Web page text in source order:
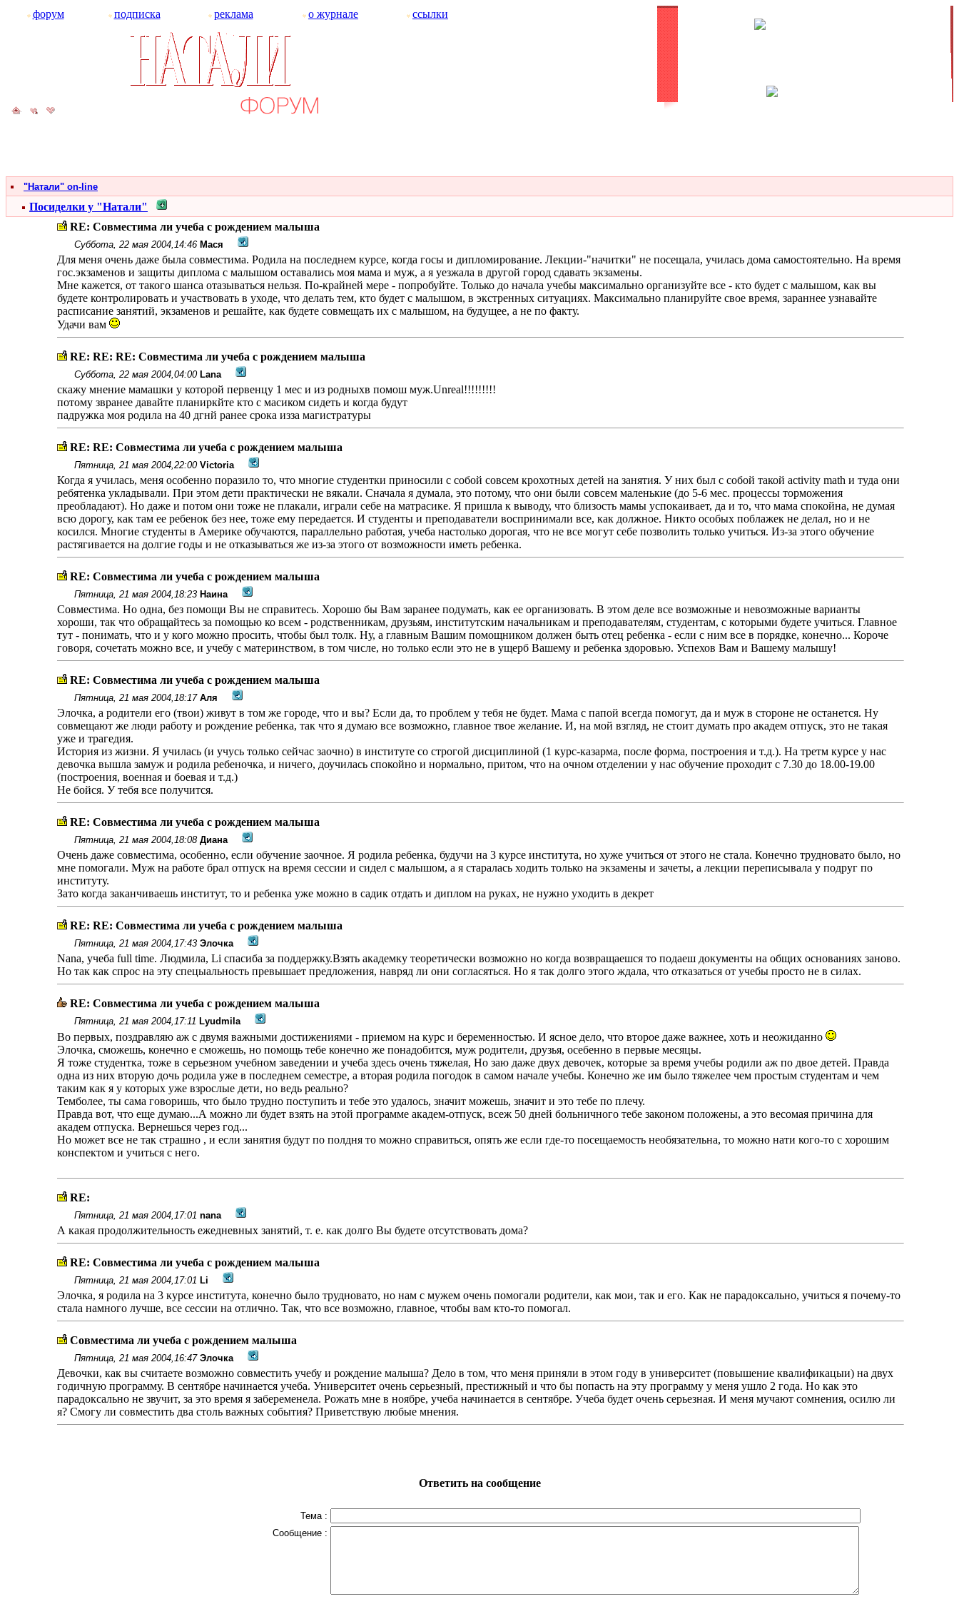
форум подписка реклама о журнале ссылки
"Натали" on-line
Посиделки у "Натали"
RE: Совместима ли учеба с рождением малыша
Суббота, 22 мая 2004,14:46 Мася
Для меня очень даже была совместима. Родила на последнем курсе, когда госы и дипломирование. Лекции-"начитки" не посещала, училась дома самостоятельно. На время
гос.экзаменов и защиты диплома с малышом оставались моя мама и муж, а я уезжала в другой город сдавать экзамены.
Мне кажется, от такого шанса отазываться нельзя. По-крайней мере - попробуйте. Только до начала учебы максимально организуйте все - кто будет с малышом, как вы
будете контролировать и участвовать в уходе, что делать тем, кто будет с малышом, в экстренных ситуациях. Максимально планируйте свое время, зараннее узнавайте
расписание занятий, экзаменов и решайте, как будете совмещать их с малышом, на будущее, а не по факту.
Удачи вам
RE: RE: RE: Совместима ли учеба с рождением малыша
Суббота, 22 мая 2004,04:00 Lana
скажу мнение мамашки у которой первенцу 1 мес и из родныxв помош муж.Unreal!!!!!!!!!
потому звранее давайте планиркйте кто с масиком сидеть и когда будут
падружка моя родила на 40 дгнй ранее срока изза магистратуры
RE: RE: Совместима ли учеба с рождением малыша
Пятница, 21 мая 2004,22:00 Victoria
Когда я училась, меня особенно поразило то, что многие студентки приносили с собой совсем крохотных детей на занятия. У них был с собой такой activity math и туда они
ребятенка укладывали. При этом дети практически не вякали. Сначала я думала, это потому, что они были совсем маленькие (до 5-6 мес. процессы торможения
преобладают). Но даже и потом они тоже не плакали, играли себе на матрасике. Я пришла к выводу, что близость мамы успокаивает, да и то, что мама спокойна, не думая
всю дорогу, как там ее ребенок без нее, тоже ему передается. И студенты и преподаватели воспринимали все, как должное. Никто особых поблажек не делал, но и не
косился. Многие студенты в Америке обучаются, параллельно работая, учеба настолько дорогая, что не все могут себе позволить только учиться. Из-за этого обучение
растягивается на долгие годы и не отказываться же из-за этого от возможности иметь ребенка.
RE: Совместима ли учеба с рождением малыша
Пятница, 21 мая 2004,18:23 Наина
Совместима. Но одна, без помощи Вы не справитесь. Хорошо бы Вам заранее подумать, как ее организовать. В этом деле все возможные и невозможные варианты
хороши, так что обращайтесь за помощью ко всем - родственникам, друзьям, институтским начальникам и преподавателям, студентам, с которыми будете учиться. Главное
тут - понимать, что и у кого можно просить, чтобы был толк. Ну, а главным Вашим помощником должен быть отец ребенка - если с ним все в порядке, конечно... Короче
говоря, сочетать можно все, и учебу с материнством, в том числе, но только если это не в ущерб Вашему и ребенка здоровью. Успехов Вам и Вашему малышу!
RE: Совместима ли учеба с рождением малыша
Пятница, 21 мая 2004,18:17 Аля
Элочка, а родители его (твои) живут в том же городе, что и вы? Если да, то проблем у тебя не будет. Мама с папой всегда помогут, да и муж в стороне не останется. Ну
совмещают же люди работу и рождение ребенка, так что я думаю все возможно, главное твое желание. И, на мой взгляд, не стоит думать про академ отпуск, это не такая
уже и трагедия.
История из жизни. Я училась (и учусь только сейчас заочно) в институте со строгой дисциплиной (1 курс-казарма, после форма, построения и т.д.). На третм курсе у нас
девочка вышла замуж и родила ребеночка, и ничего, доучилась спокойно и нормально, притом, что на очном отделении у нас обучение проходит с 7.30 до 18.00-19.00
(построения, военная и боевая и т.д.)
Не бойся. У тебя все получится.
RE: Совместима ли учеба с рождением малыша
Пятница, 21 мая 2004,18:08 Диана
Очень даже совместима, особенно, если обучение заочное. Я родила ребенка, будучи на 3 курсе института, но хуже учиться от этого не стала. Конечно трудновато было, но
мне помогали. Муж на работе брал отпуск на время сессии и сидел с малышом, а я старалась ходить только на экзамены и зачеты, а лекции переписывала у подруг по
институту.
Зато когда заканчиваешь институт, то и ребенка уже можно в садик отдать и диплом на руках, не нужно уходить в декрет
RE: RE: Совместима ли учеба с рождением малыша
Пятница, 21 мая 2004,17:43 Элочка
Nana, учеба full time. Людмила, Li спасиба за поддержку.Взять академку теоретически возможно но когда возвращаешся то подаеш документы на общих основаниях заново.
Но так как спрос на эту спецыальность превышает предложения, навряд ли они согласяться. Но я так долго этого ждала, что отказаться от учебы просто не в силах.
RE: Совместима ли учеба с рождением малыша
Пятница, 21 мая 2004,17:11 Lyudmila
Во первых, поздравляю аж с двумя важными достижениями - приемом на курс и беременностью. И ясное дело, что второе даже важнее, хоть и неожиданно
Элочка, сможешь, конечно е сможешь, но помощь тебе конечно же понадобится, муж родители, друзья, осебенно в первые месяцы.
Я тоже студентка, тоже в серьезном учебном заведении и учеба здесь очень тяжелая, Но заю даже двух девочек, которые за время учебы родили аж по двое детей. Правда
одна из них вторую дочь родила уже в последнем семестре, а вторая родила погодок в самом начале учебы. Конечно же им было тяжелее чем простым студентам и чем
таким как я у которых уже взрослые дети, но ведь реально?
Темболее, ты сама говоришь, что было трудно поступить и тебе это удалось, значит можешь, значит и это тебе по плечу.
Правда вот, что еще думаю...А можно ли будет взять на этой программе академ-отпуск, всеж 50 дней больничного тебе законом положены, а это весомая причина для
академ отпуска. Вернешься через год...
Но может все не так страшно , и если занятия будут по полдня то можно справиться, опять же если где-то посещаемость необязательна, то можно нати кого-то с хорошим
конспектом и учиться с него.
RE:
Пятница, 21 мая 2004,17:01 nana
А какая продолжительность ежедневных занятий, т. е. как долго Вы будете отсутствовать дома?
RE: Совместима ли учеба с рождением малыша
Пятница, 21 мая 2004,17:01 Li
Элочка, я родила на 3 курсе института, конечно было трудновато, но нам с мужем очень помогали родители, как мои, так и его. Как не парадоксально, учиться я почему-то
стала намного лучше, все сессии на отлично. Так, что все возможно, главное, чтобы вам кто-то помогал.
Совместима ли учеба с рождением малыша
Пятница, 21 мая 2004,16:47 Элочка
Девочки, как вы считаете возможно совместить учебу и рождение малыша? Дело в том, что меня приняли в этом году в университет (повышение квалификацыи) на двух
годичную программу. В сентябре начинается учеба. Университет очень серьезный, престижный и что бы попасть на эту программу у меня ушло 2 года. Но как это
парадоксально не звучит, за это время я забеременела. Рожать мне в ноябре, учеба начинается в сентябре. Учеба будет очень серьезная. И меня мучают сомнения, осилю ли
я? Смогу ли совместить два столь важных события? Приветствую любые мнения.
Ответить на сообщение
Тема :
Сообщение :